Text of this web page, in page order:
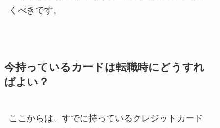
くべきです。
今持っているカードは転職時にどうすれ
ばよい？
ここからは、すでに持っているクレジットカード